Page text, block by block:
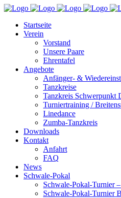
Startseite
Verein
Vorstand
Unsere Paare
Ehrentafel
Angebote
Anfänger- &
Tanzkreise
Tanzkreis Schwerpunkt
Turniertraining /
Linedance
Zumba-Tanzkreis
Downloads
Kontakt
Anfahrt
FAQ
News
Schwale-Pokal
Schwale-Pokal-Turnier
Schwale-Pokal-Turnier